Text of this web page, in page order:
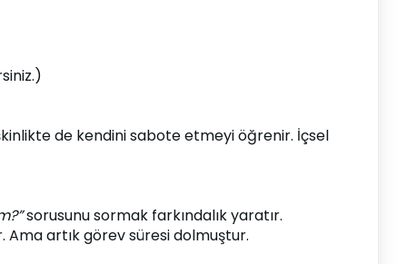
de kendini sabote etmeyi öğrenir. İçsel
sorusunu sormak farkındalık yaratır.
Ama artık görev süresi dolmuştur.